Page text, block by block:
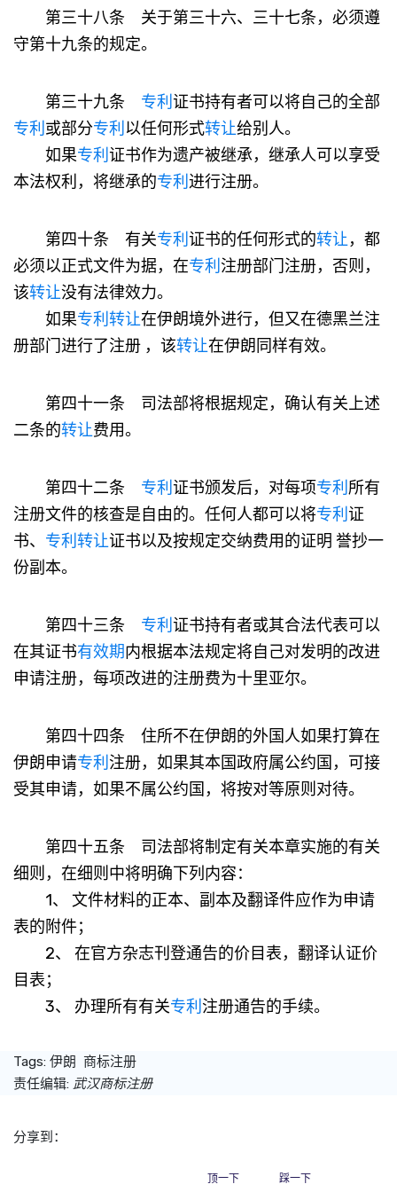
第三十八条 关于第三十六、三十七条，必须遵
守第十九条的规定。
第三十九条 专利 证书持有者可以将自己的全部
专利 或部分专利 以任何形式转让给别人。
如果专利 证书作为遗产被继承，继承人可以享受
本法权利，将继承的专利 进行注册。
第四十条 有关专利 证书的任何形式的转让，都
必须以正式文件为据，在专利 注册部门注册，否则，
该转让没有法律效力。
如果专利 转让在伊朗境外进行，但又在德黑兰注
册部门进行了注册 ，该转让在伊朗同样有效。
第四十一条 司法部将根据规定，确认有关上述
二条的转让费用。
第四十二条 专利 证书颁发后，对每项专利 所有
注册文件的核查是自由的。任何人都可以将专利 证
书、 专利 转让证书以及按规定交纳费用的证明 誉抄一
份副本。
第四十三条 专利 证书持有者或其合法代表可以
在其证书有效期内根据本法规定将自己对发明的改进
申请注册，每项改进的注册费为十里亚尔。
第四十四条 住所不在伊朗的外国人如果打算在
伊朗申请专利 注册，如果其本国政府属公约国，可接
受其申请，如果不属公约国，将按对等原则对待。
第四十五条 司法部将制定有关本章实施的有关
细则，在细则中将明确下列内容：
1、 文件材料的正本、副本及翻译件应作为申请
表的附件；
2、 在官方杂志刊登通告的价目表，翻译认证价
目表；
3、 办理所有有关专利 注册通告的手续。
Tags: 伊朗
商标注册
责任编辑: 武汉商标注册
分享到：
顶一下 踩一下